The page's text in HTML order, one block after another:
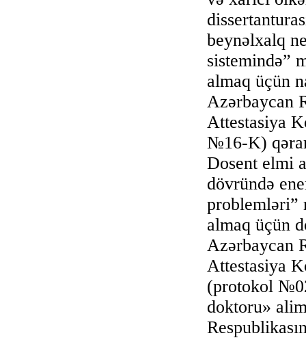
beynəlxalq
sistemində”
almaq üçün
Azərbaycan
Attestasiya
№16-K)
Dosent elmi
dövründə
problemləri”
almaq üçün
Azərbaycan
Attestasiya
(protokol
doktoru»